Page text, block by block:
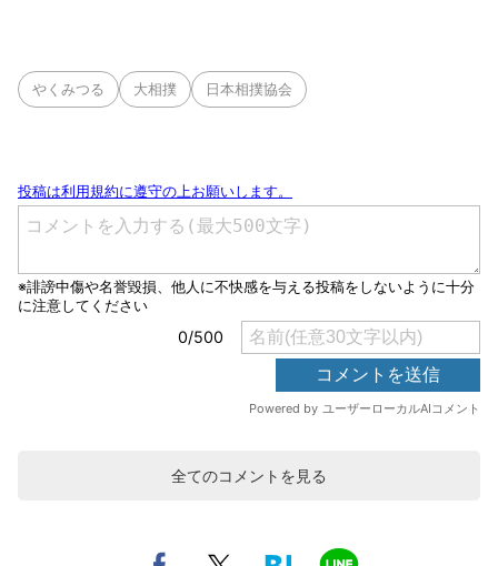
やくみつる 大相撲 日本相撲協会
全てのコメントを見る